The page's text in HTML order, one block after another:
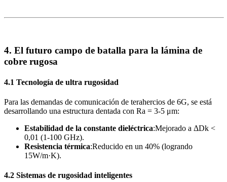
4. El futuro campo de batalla para la lámina de
cobre rugosa
4.1 Tecnología de ultra rugosidad
Para las demandas de comunicación de terahercios de 6G, se está
desarrollando una estructura dentada con Ra = 3-5 μm:
Estabilidad de la constante dieléctrica:Mejorado a ΔDk <
0,01 (1-100 GHz).
Resistencia térmica:Reducido en un 40% (logrando
15W/m·K).
4.2 Sistemas de rugosidad inteligentes